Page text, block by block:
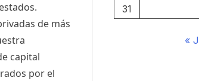
de más
capital
por el
31
«